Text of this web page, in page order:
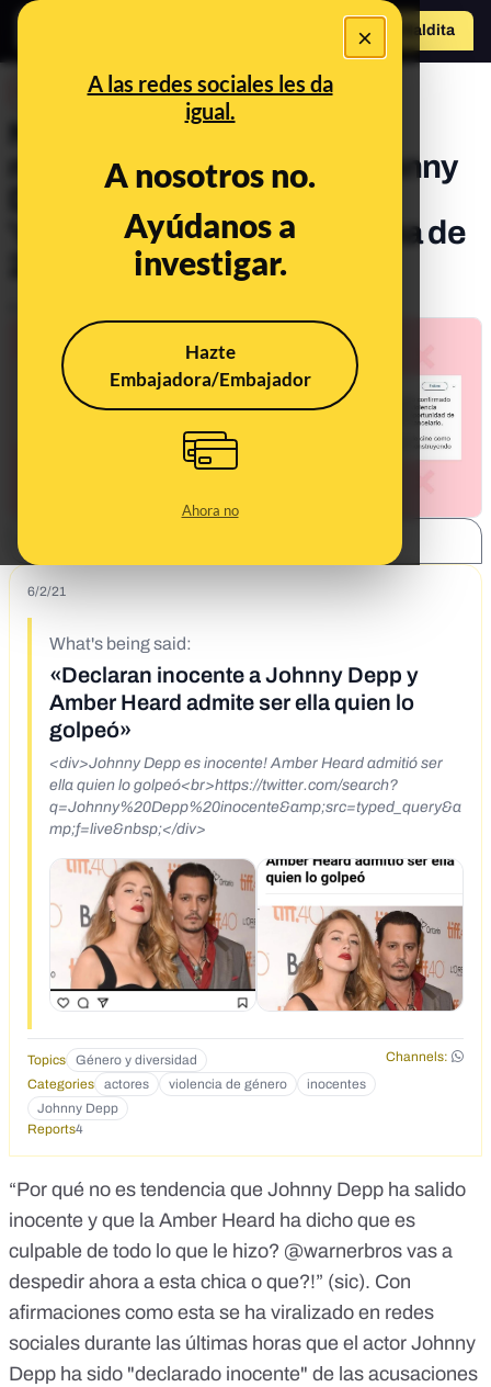
×
A las redes sociales les da
igual.
A nosotros no.
Ayúdanos a
investigar.
Hazte
Embajadora/Embajador
Ahora no
Hazte Maldito
No, no ha habido ninguna
novedad judicial sobre Johnny
Depp en la que se le haya
'declarado inocente' a fecha de
2 de junio de 2021
6/2/21
What's being said:
«Declaran inocente a Johnny Depp y
Amber Heard admite ser ella quien lo
golpeó»
<div>Johnny Depp es inocente! Amber Heard admitió ser
ella quien lo golpeó<br>https://twitter.com/search?
q=Johnny%20Depp%20inocente&amp;src=typed_query&a
mp;f=live&nbsp;</div>
Topics Género y diversidad
Channels:
Categories
actores violencia de género
inocentes
Johnny Depp
Reports4
“Por qué no es tendencia que Johnny Depp ha salido
inocente y que la Amber Heard ha dicho que es
culpable de todo lo que le hizo? @warnerbros vas a
despedir ahora a esta chica o que?!” (sic). Con
afirmaciones como esta se ha viralizado en redes
sociales durante las últimas horas que el actor Johnny
Depp ha sido "declarado inocente" de las acusaciones